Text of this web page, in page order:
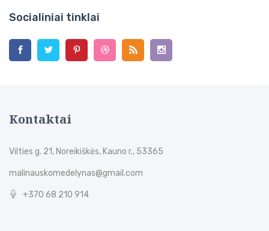
Socialiniai tinklai
Kontaktai
Vilties g. 21, Noreikiškės, Kauno r., 53365
malinauskomedelynas@gmail.com
+370 68 210 914